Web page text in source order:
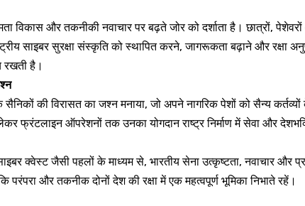
विकास और तकनीकी नवाचार पर बढ़ते जोर को दर्शाता है। छात्रों, पेशेवरों
साइबर सुरक्षा संस्कृति को स्थापित करने, जागरूकता बढ़ाने और रक्षा
रखती है।
सैनिकों की विरासत का जश्न मनाया, जो अपने नागरिक पेशों को सैन्य
फ्रंटलाइन ऑपरेशनों तक उनका योगदान राष्ट्र निर्माण में सेवा और
क्वेस्ट जैसी पहलों के माध्यम से, भारतीय सेना उत्कृष्टता, नवाचार और
परंपरा और तकनीक दोनों देश की रक्षा में एक महत्वपूर्ण भूमिका निभाते रहें।